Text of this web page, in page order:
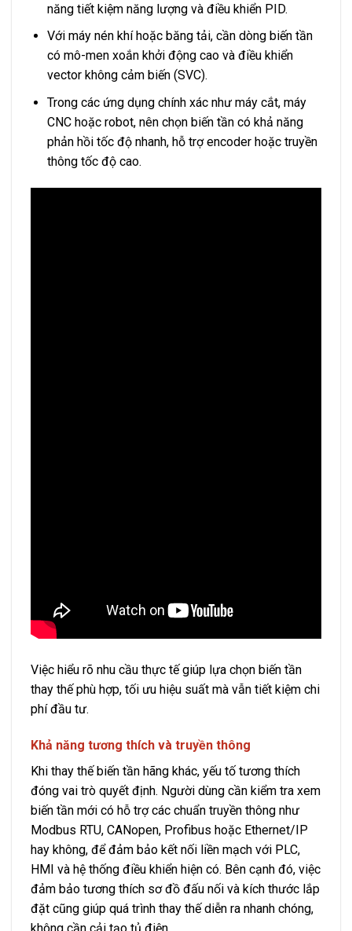
năng tiết kiệm năng lượng và điều khiển PID.
Với máy nén khí hoặc băng tải, cần dòng biến tần
có mô-men xoắn khởi động cao và điều khiển
vector không cảm biến (SVC).
Trong các ứng dụng chính xác như máy cắt, máy
CNC hoặc robot, nên chọn biến tần có khả năng
phản hồi tốc độ nhanh, hỗ trợ encoder hoặc truyền
thông tốc độ cao.
Việc hiểu rõ nhu cầu thực tế giúp lựa chọn biến tần
thay thế phù hợp, tối ưu hiệu suất mà vẫn tiết kiệm chi
phí đầu tư.
Khả năng tương thích và truyền thông
Khi thay thế biến tần hãng khác, yếu tố tương thích
đóng vai trò quyết định. Người dùng cần kiểm tra xem
biến tần mới có hỗ trợ các chuẩn truyền thông như
Modbus RTU, CANopen, Profibus hoặc Ethernet/IP
hay không, để đảm bảo kết nối liền mạch với PLC,
HMI và hệ thống điều khiển hiện có. Bên cạnh đó, việc
đảm bảo tương thích sơ đồ đấu nối và kích thước lắp
đặt cũng giúp quá trình thay thế diễn ra nhanh chóng,